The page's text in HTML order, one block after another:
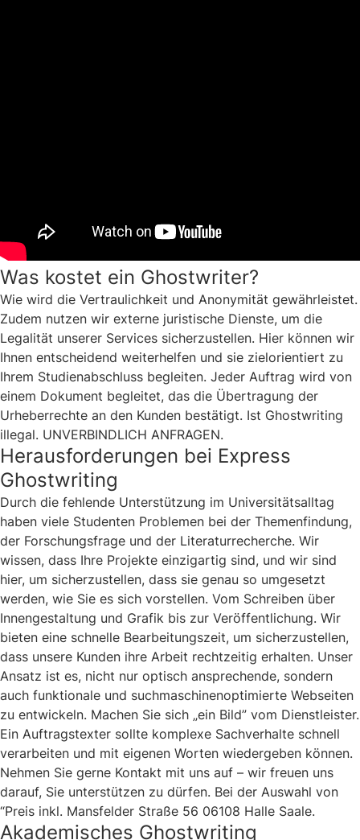
Was kostet ein Ghostwriter?
Wie wird die Vertraulichkeit und Anonymität gewährleistet.
Zudem nutzen wir externe juristische Dienste, um die
Legalität unserer Services sicherzustellen. Hier können wir
Ihnen entscheidend weiterhelfen und sie zielorientiert zu
Ihrem Studienabschluss begleiten. Jeder Auftrag wird von
einem Dokument begleitet, das die Übertragung der
Urheberrechte an den Kunden bestätigt. Ist Ghostwriting
illegal. UNVERBINDLICH ANFRAGEN.
Herausforderungen bei Express
Ghostwriting
Durch die fehlende Unterstützung im Universitätsalltag
haben viele Studenten Problemen bei der Themenfindung,
der Forschungsfrage und der Literaturrecherche. Wir
wissen, dass Ihre Projekte einzigartig sind, und wir sind
hier, um sicherzustellen, dass sie genau so umgesetzt
werden, wie Sie es sich vorstellen. Vom Schreiben über
Innengestaltung und Grafik bis zur Veröffentlichung. Wir
bieten eine schnelle Bearbeitungszeit, um sicherzustellen,
dass unsere Kunden ihre Arbeit rechtzeitig erhalten. Unser
Ansatz ist es, nicht nur optisch ansprechende, sondern
auch funktionale und suchmaschinenoptimierte Webseiten
zu entwickeln. Machen Sie sich „ein Bild” vom Dienstleister.
Ein Auftragstexter sollte komplexe Sachverhalte schnell
verarbeiten und mit eigenen Worten wiedergeben können.
Nehmen Sie gerne Kontakt mit uns auf – wir freuen uns
darauf, Sie unterstützen zu dürfen. Bei der Auswahl von
“Preis inkl. Mansfelder Straße 56 06108 Halle Saale.
Akademisches Ghostwriting